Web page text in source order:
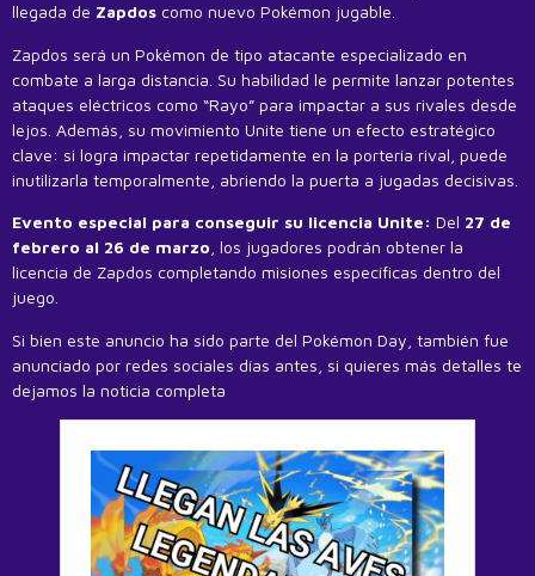
llegada de Zapdos como nuevo Pokémon jugable.
Zapdos será un Pokémon de tipo atacante especializado en
combate a larga distancia. Su habilidad le permite lanzar potentes
ataques eléctricos como “Rayo” para impactar a sus rivales desde
lejos. Además, su movimiento Unite tiene un efecto estratégico
clave: si logra impactar repetidamente en la portería rival, puede
inutilizarla temporalmente, abriendo la puerta a jugadas decisivas.
Evento especial para conseguir su licencia Unite: Del 27 de
febrero al 26 de marzo , los jugadores podrán obtener la
licencia de Zapdos completando misiones específicas dentro del
juego.
Si bien este anuncio ha sido parte del Pokémon Day, también fue
anunciado por redes sociales días antes, si quieres más detalles te
dejamos la noticia completa